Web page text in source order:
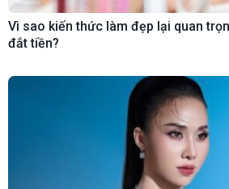
Vì sao kiến thức làm đẹp lại quan
đắt tiền?